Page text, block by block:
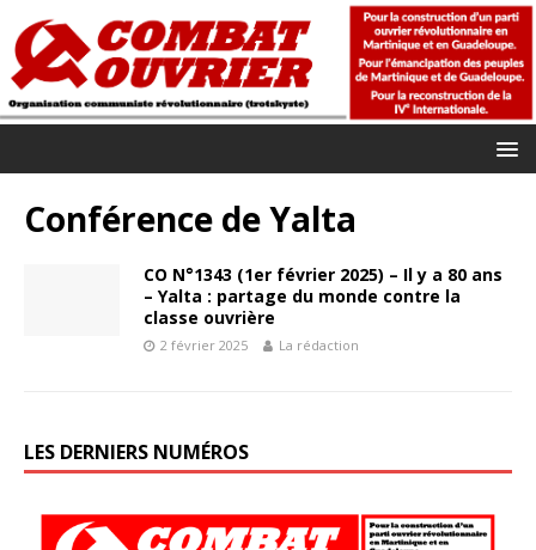
Conférence de Yalta
CO N°1343 (1er février 2025) – Il y a 80 ans
– Yalta : partage du monde contre la
classe ouvrière
2 février 2025 La rédaction
LES DERNIERS NUMÉROS